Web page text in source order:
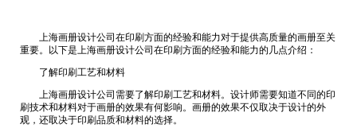
上海画册设计公司在印刷方面的经验和能力对于提供高质量的画册至关
重要。以下是上海画册设计公司 在印刷方面的经验和能力的几点介绍：
了解印刷工艺和材料
上海画册设计公司需要了解印刷工艺和材料。设计师需要知道不同的印
刷技术和材料对于画册的效果有何影响。画册的效果不仅取决于设计的外
观，还取决于印刷品质和材料的选择。